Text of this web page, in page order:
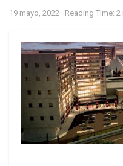
19 mayo, 2022 Reading Time: 2